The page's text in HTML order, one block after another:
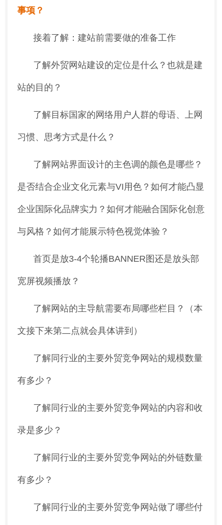
事项？
接着了解：建站前需要做的准备工作
了解外贸网站建设的定位是什么？也就是建
站的目的？
了解目标国家的网络用户人群的母语、上网
习惯、思考方式是什么？
了解网站界面设计的主色调的颜色是哪些？
是否结合企业文化元素与VI用色？如何才能凸显
企业国际化品牌实力？如何才能融合国际化创意
与风格？如何才能展示特色视觉体验？
首页是放3-4个轮播BANNER图还是放头部
宽屏视频播放？
了解网站的主导航需要布局哪些栏目？（本
文接下来第二点就会具体讲到）
了解同行业的主要外贸竞争网站的规模数量
有多少？
了解同行业的主要外贸竞争网站的内容和收
录是多少？
了解同行业的主要外贸竞争网站的外链数量
有多少？
了解同行业的主要外贸竞争网站做了哪些付